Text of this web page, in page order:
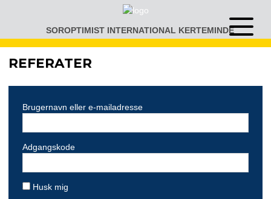
SOROPTIMIST INTERNATIONAL KERTEMINDEÅben
eller
luk
REFERATER
Brugernavn eller e-mailadresse
Adgangskode
Husk mig